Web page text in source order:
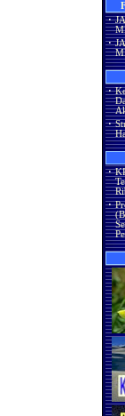
·
·
·
·
·
·